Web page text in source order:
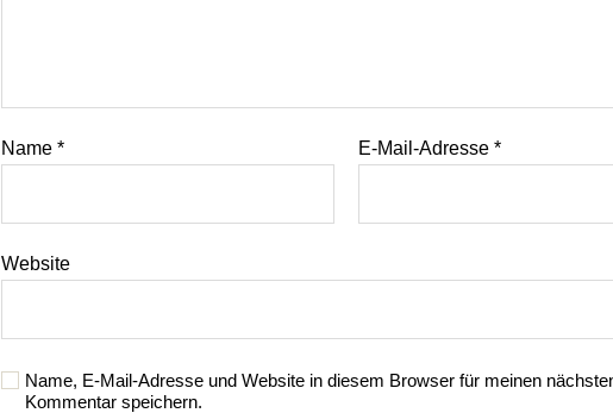
Name * E-Mail-Adresse *
Website
Name, E-Mail-Adresse und Website in diesem Browser für meinen
Kommentar speichern.